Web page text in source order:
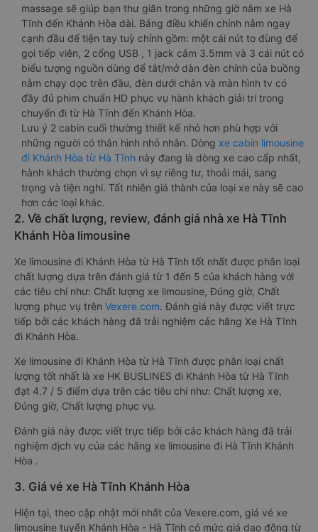
massage sẽ giúp bạn thư giãn trong những giờ nằm xe Hà
Tĩnh đến Khánh Hòa dài. Bảng điều khiển chính nằm ngay
cạnh đầu để tiện tay tuỳ chỉnh gồm: một cái nút to đùng để
gọi tiếp viên, 2 cổng USB , 1 jack cắm 3.5mm và 3 cái nút có
biểu tượng nguồn dùng để tắt/mở dàn đèn chính của buồng
nằm chạy dọc trên đầu, đèn dưới chân và màn hình tv có
đầy đủ phim chuẩn HD phục vụ hành khách giải trí trong
chuyến đi từ Hà Tĩnh đến Khánh Hòa.
Lưu ý 2 cabin cuối thường thiết kế nhỏ hơn phù hợp với
những người có thân hình nhỏ nhắn. Dòng xe cabin limousine
đi Khánh Hòa từ Hà Tĩnh này đang là dòng xe cao cấp nhất,
hành khách thường chọn vì sự riêng tư, thoải mái, sang
trọng và tiện nghi. Tất nhiên giá thành của loại xe này sẽ cao
hơn các loại khác.
2. Về chất lượng, review, đánh giá nhà xe Hà Tĩnh
Khánh Hòa limousine
Xe limousine đi Khánh Hòa từ Hà Tĩnh tốt nhất được phân loại
chất lượng dựa trên đánh giá từ 1 đến 5 của khách hàng với
các tiêu chí như: Chất lượng xe limousine, Đúng giờ, Chất
lượng phục vụ trên Vexere.com. Đánh giá này được viết trực
tiếp bởi các khách hàng đã trải nghiệm các hãng Xe Hà Tĩnh
đi Khánh Hòa.
Xe limousine đi Khánh Hòa từ Hà Tĩnh được phân loại chất
lượng tốt nhất là xe HK BUSLINES đi Khánh Hòa từ Hà Tĩnh
đạt 4.7 / 5 điểm dựa trên các tiêu chí như: Chất lượng xe,
Đúng giờ, Chất lượng phục vụ.
Đánh giá này được viết trực tiếp bởi các khách hàng đã trải
nghiệm dịch vụ của các hãng xe limousine đi Hà Tĩnh Khánh
Hòa .
3. Giá vé xe Hà Tĩnh Khánh Hòa
Hiện tại, theo cập nhật mới nhất của Vexere.com, giá vé xe
limousine tuyến Khánh Hòa - Hà Tĩnh có mức giá dao động từ